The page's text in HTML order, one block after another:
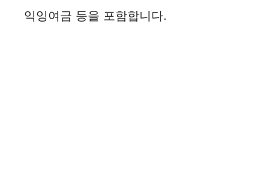
익잉여금 등을 포함합니다.